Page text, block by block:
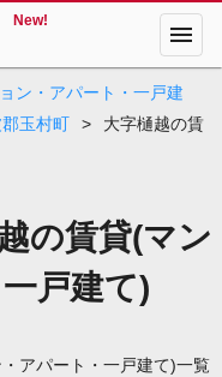
New! menu
ン・アパート・一戸建
玉村町 >
大字樋越の賃
の賃貸(マン
戸建て)
アパート・一戸建て)一覧